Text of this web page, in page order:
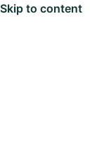
Skip to content